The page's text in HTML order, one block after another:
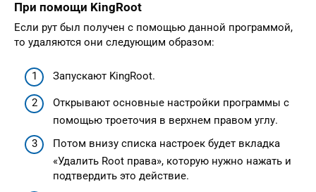
При помощи KingRoot
Если рут был получен с помощью данной программой,
то удаляются они следующим образом:
Запускают KingRoot.
Открывают основные настройки программы с
помощью троеточия в верхнем правом углу.
Потом внизу списка настроек будет вкладка
«Удалить Root права», которую нужно нажать и
подтвердить это действие.